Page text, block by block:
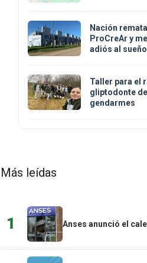
Nación
ProCreAr y
adiós al
Taller para el
gliptodonte
gendarmes
Más leídas
1 Anses anunció el